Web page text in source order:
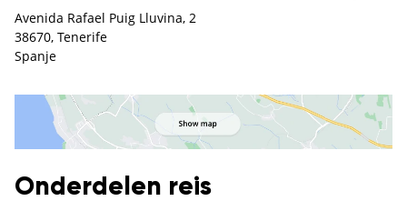
Avenida Rafael Puig Lluvina, 2
38670, Tenerife
Spanje
Onderdelen reis